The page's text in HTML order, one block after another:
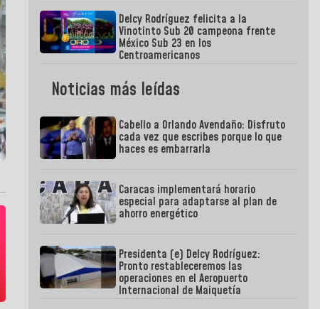
Delcy Rodríguez felicita a la
Vinotinto Sub 20 campeona frente
México Sub 23 en los
Centroamericanos
Noticias más leídas
Cabello a Orlando Avendaño: Disfruto
cada vez que escribes porque lo que
haces es embarrarla
Caracas implementará horario
especial para adaptarse al plan de
ahorro energético
Presidenta (e) Delcy Rodríguez:
Pronto restableceremos las
operaciones en el Aeropuerto
Internacional de Maiquetía